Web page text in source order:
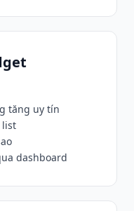
tăng uy tín
list
dashboard